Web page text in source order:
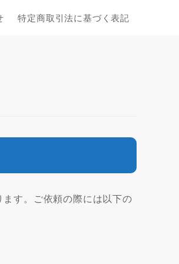
特定商取引法に基づく表記
す。ご依頼の際には以下の